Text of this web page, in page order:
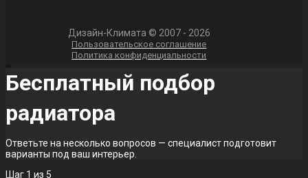
Дизайн-Климата © 2007 - 2026
Пользовательское соглашение
Политика конфиденциальности
Бесплатный подбор
радиатора
Ответьте на несколько вопросов — специалист подготовит
варианты под ваш интерьер.
Шаг 1 из 5